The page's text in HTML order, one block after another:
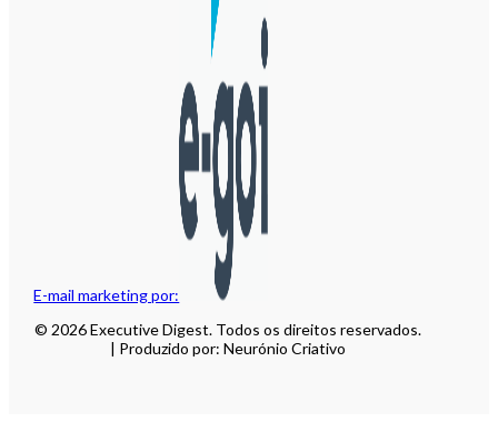
E-mail marketing por:
© 2026 Executive Digest. Todos os direitos reservados.
| Produzido por: Neurónio Criativo